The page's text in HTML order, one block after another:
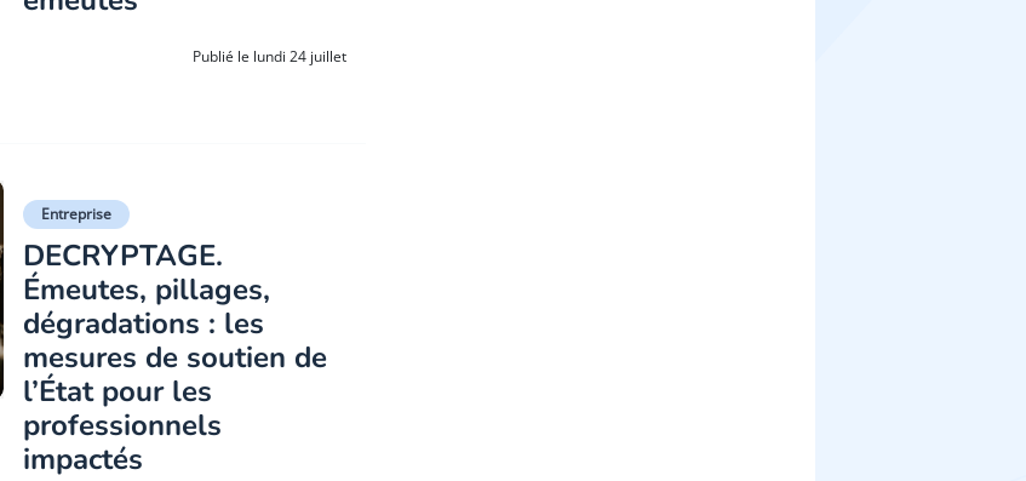
Publié le lundi 24 juillet
Entreprise
DECRYPTAGE.
Émeutes, pillages,
dégradations : les
mesures de soutien de
l’État pour les
professionnels
impactés